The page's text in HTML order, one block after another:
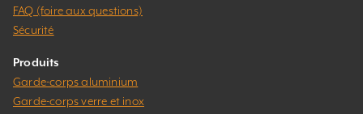
FAQ (foire aux questions)
Sécurité
Produits
Garde-corps aluminium
Garde-corps verre et inox